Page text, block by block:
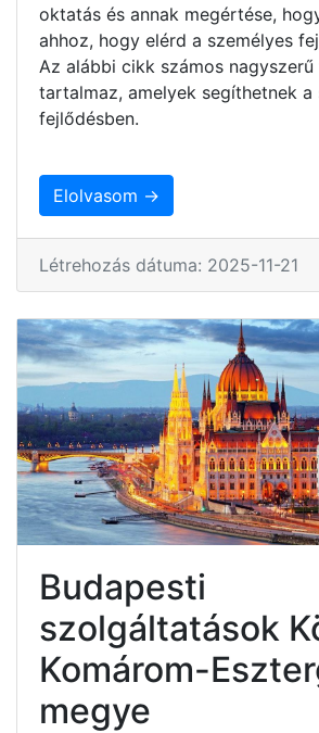
oktatás és annak megértése,
ahhoz, hogy elérd a személyes
Az alábbi cikk számos
tartalmaz, amelyek segíthetnek a
fejlődésben.
Elolvasom →
Létrehozás dátuma: 2025-11-21
Budapesti
szolgáltatások
Komárom-
megye